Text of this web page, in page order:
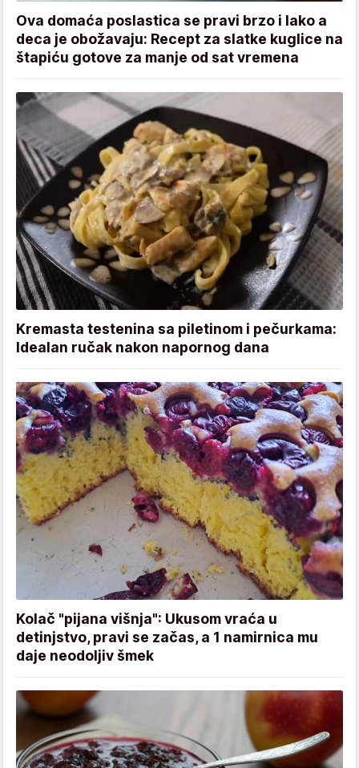
Ova domaća poslastica se pravi brzo i lako a
deca je obožavaju: Recept za slatke kuglice na
štapiću gotove za manje od sat vremena
Kremasta testenina sa piletinom i pečurkama:
Idealan ručak nakon napornog dana
Kolač "pijana višnja": Ukusom vraća u
detinjstvo, pravi se začas, a 1 namirnica mu
daje neodoljiv šmek